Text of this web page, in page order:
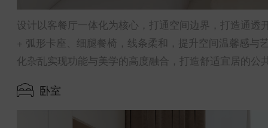
设计以客餐厅一体化为核心，打通空间边界，打造通
+ 弧形卡座、细腿餐椅，线条柔和，提升空间温馨感
化杂乱实现功能与美学的高度融合，打造舒适宜居的公
卧室